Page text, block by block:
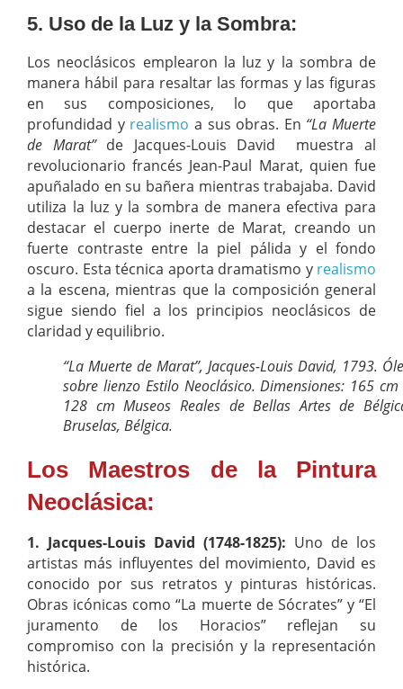
5. Uso de la Luz y la Sombra:
Los neoclásicos emplearon la luz y la sombra de
manera hábil para resaltar las formas y las figuras
en sus composiciones, lo que aportaba
profundidad y realismo a sus obras. En “La Muerte
de Marat” de Jacques-Louis David muestra al
revolucionario francés Jean-Paul Marat, quien fue
apuñalado en su bañera mientras trabajaba. David
utiliza la luz y la sombra de manera efectiva para
destacar el cuerpo inerte de Marat, creando un
fuerte contraste entre la piel pálida y el fondo
oscuro. Esta técnica aporta dramatismo y realismo
a la escena, mientras que la composición general
sigue siendo fiel a los principios neoclásicos de
claridad y equilibrio.
“La Muerte de Marat”, Jacques-Louis David, 1793.
sobre lienzo Estilo Neoclásico. Dimensiones: 165
128 cm Museos Reales de Bellas Artes de
Bruselas, Bélgica.
Los Maestros de la Pintura
Neoclásica:
1. Jacques-Louis David (1748-1825): Uno de los
artistas más influyentes del movimiento, David es
conocido por sus retratos y pinturas históricas.
Obras icónicas como “La muerte de Sócrates” y “El
juramento de los Horacios” reflejan su
compromiso con la precisión y la representación
histórica.